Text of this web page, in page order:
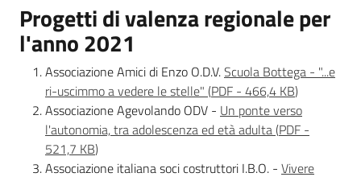
estivi
e
soggiorni
socioeducativi
Formazione
ricerca
Progetti di valenza regionale per
l'anno 2021
Associazione Amici di Enzo O.D.V.Scuola Bottega - "...e
ri-uscimmo a vedere le stelle" (PDF - 466,4 KB)
Associazione Agevolando ODV - Un ponte verso
l'autonomia, tra adolescenza ed età adulta(PDF -
521,7 KB)
Associazione italiana soci costruttori I.B.O. - Vivere